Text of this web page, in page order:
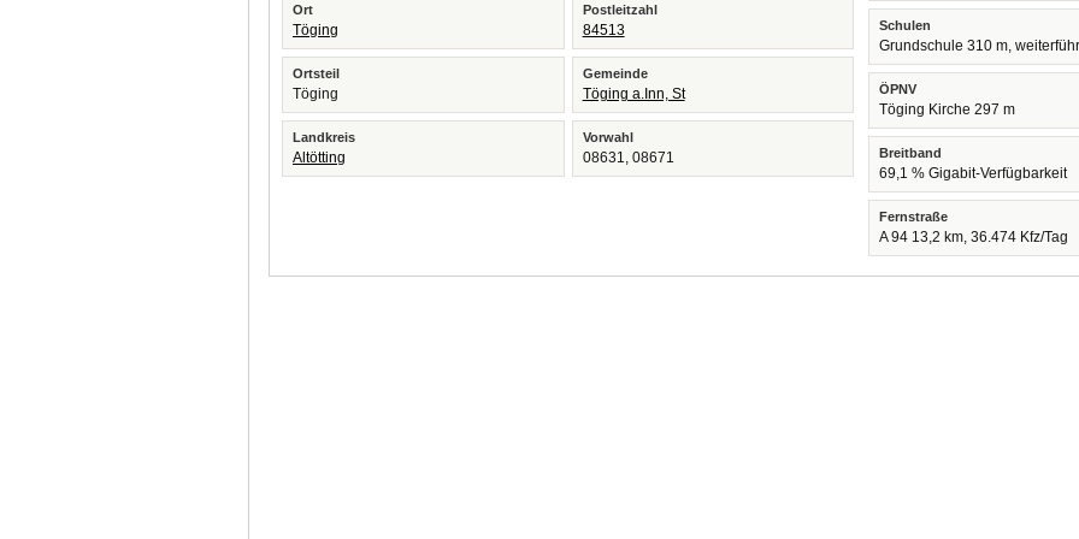
Ort
Töging
Postleitzahl
84513
Ortsteil
Töging
Gemeinde
Töging a.Inn, St
Landkreis
Altötting
Vorwahl
08631, 08671
Schulen
Grundschule 310 m,
ÖPNV
Töging Kirche 297 m
Breitband
69,1 % Gigabit-Verfügbarkeit
Fernstraße
A 94 13,2 km, 36.474 Kfz/Tag